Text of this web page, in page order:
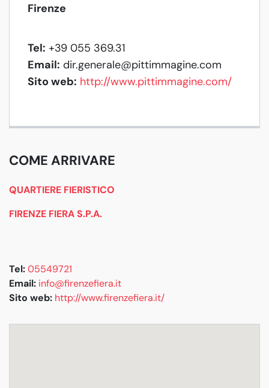
Firenze
Tel: +39 055 369.31
Email: dir.generale@pittimmagine.com
Sito web: http://www.pittimmagine.com/
COME ARRIVARE
QUARTIERE FIERISTICO
FIRENZE FIERA S.P.A.
Tel:05549721
Email: info@firenzefiera.it
Sito web: http://www.firenzefiera.it/